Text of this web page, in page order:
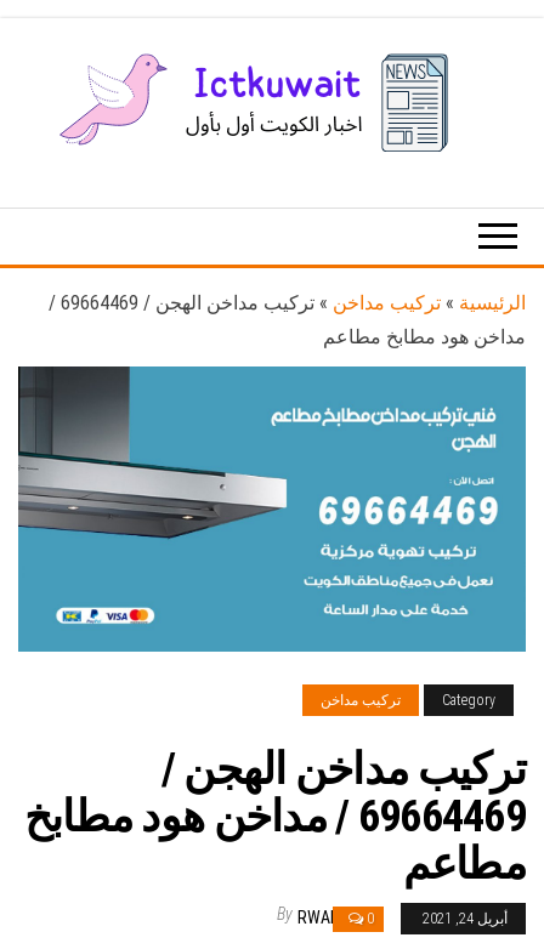
الكويت
الرئيسية » تركيب مداخن »
تركيب مداخن الهجن / 69664469 /
مداخن هود مطابخ مطاعم
Category تركيب مداخن
تركيب مداخن الهجن /
69664469 / مداخن هود مطابخ
مطاعم
أبريل 24, 2021 0
By RWAN